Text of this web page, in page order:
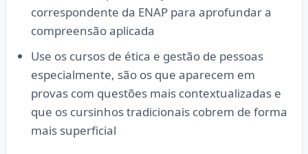
correspondente da ENAP para aprofundar a
compreensão aplicada
Use os cursos de ética e gestão de pessoas
especialmente, são os que aparecem em
provas com questões mais contextualizadas e
que os cursinhos tradicionais cobrem de forma
mais superficial